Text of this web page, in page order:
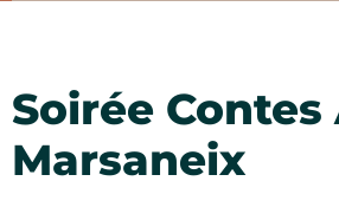
Soirée Contes
Marsaneix